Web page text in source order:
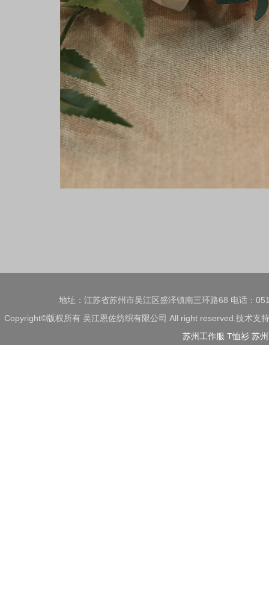
地址：江苏省苏州市吴江区盛泽镇南三环路68 电话：
Copyright©版权所有 吴江恩佐纺织有限公司 All right reserved.技术支
苏州工作服 T恤衫 苏